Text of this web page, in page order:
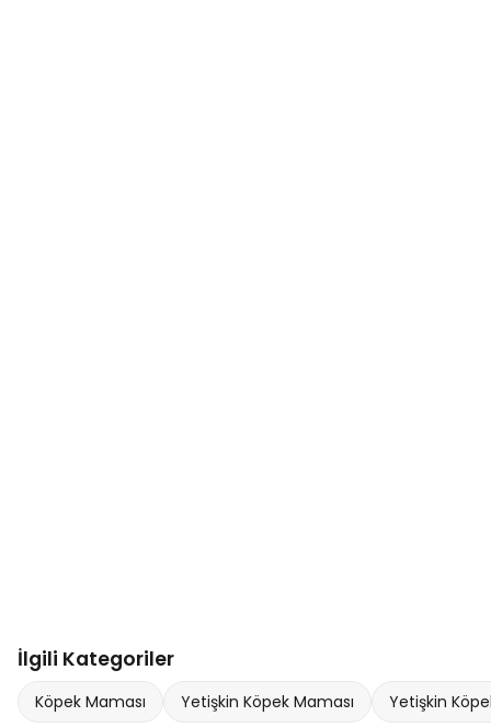
İlgili Kategoriler
Köpek Maması Yetişkin Köpek Maması Yetişkin